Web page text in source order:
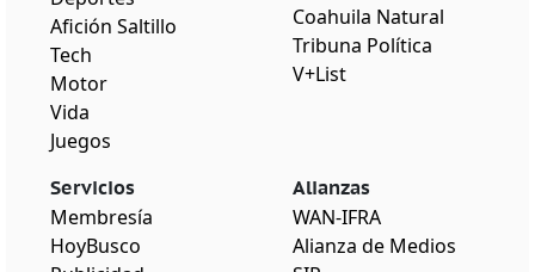
Afición Saltillo
Tech
Motor
Vida
Juegos
Coahuila Natural
Tribuna Política
V+List
Servicios
Membresía
HoyBusco
Alianzas
WAN-IFRA
Alianza de Medios